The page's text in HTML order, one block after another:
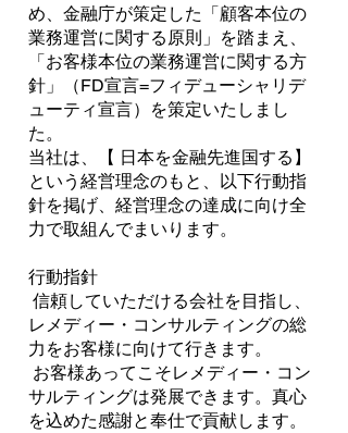
め、金融庁が策定した「顧客本位の
業務運営に関する原則」を踏まえ、
「お客様本位の業務運営に関する方
針」（FD宣言=フィデューシャリデ
ューティ宣言）を策定いたしまし
た。
当社は、【 日本を金融先進国する】
という経営理念のもと、以下行動指
針を掲げ、経営理念の達成に向け全
力で取組んでまいります。
行動指針
信頼していただける会社を目指し、
レメディー・コンサルティングの総
力をお客様に向けて行きます。
お客様あってこそレメディー・コン
サルティングは発展できます。真心
を込めた感謝と奉仕で貢献します。